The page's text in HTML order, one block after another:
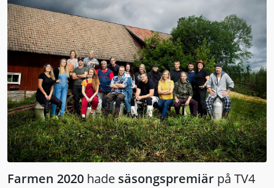
Farmen 2020 hade säsongspremiär på TV4